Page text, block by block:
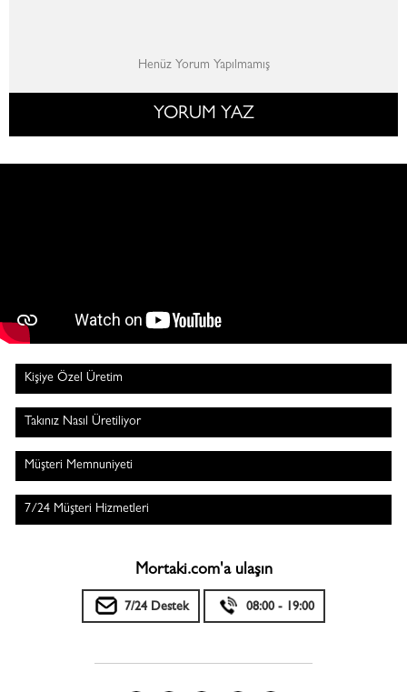
Henüz Yorum Yapılmamış
YORUM YAZ
Kişiye Özel Üretim
Takınız Nasıl Üretiliyor
Müşteri Memnuniyeti
7/24 Müşteri Hizmetleri
Mortaki.com'a ulaşın
7/24 Destek 08:00 - 19:00